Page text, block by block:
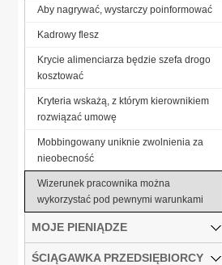
Aby nagrywać, wystarczy poinformować
Kadrowy flesz
Krycie alimenciarza będzie szefa drogo
kosztować
Kryteria wskażą, z którym kierownikiem
rozwiązać umowę
Mobbingowany uniknie zwolnienia za
nieobecność
Wizerunek pracownika można
wykorzystać pod pewnymi warunkami
MOJE PIENIĄDZE
ŚCIĄGAWKA PRZEDSIĘBIORCY